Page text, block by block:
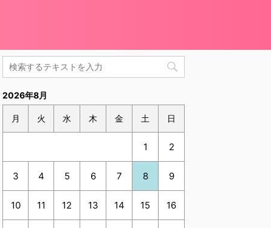
2026年8月
月 火 水 木 金 土 日
1 2
3 4 5 6 7 8 9
10 11 12 13 14 15 16